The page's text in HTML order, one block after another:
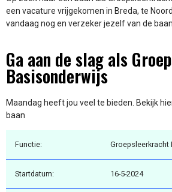
een vacature vrijgekomen in Breda, te
vandaag nog en verzeker jezelf van de
Ga aan de slag als
Basisonderwijs
Maandag heeft jou veel te bieden. Bekijk
baan
Functie: Groepsleerkracht
Startdatum: 16-5-2024